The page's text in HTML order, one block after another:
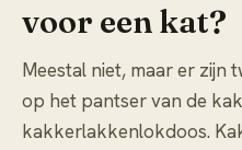
voor een kat?
Meestal niet, maar er zijn
op het pantser van de
kakkerlakkenlokdoos.